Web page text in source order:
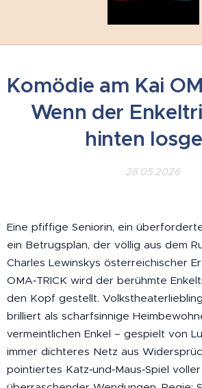
Komödie am Kai
Wenn der
hinten
28.05.2026
Eine pfiffige Seniorin, ein
ein Betrugsplan, der völlig aus dem
Charles Lewinskys österreichischer
OMA‑TRICK wird der berühmte
den Kopf gestellt.
brilliert als scharfsinnige
vermeintlichen Enkel – gespielt von
immer dichteres Netz aus
pointiertes Katz‑und‑Maus‑Spiel